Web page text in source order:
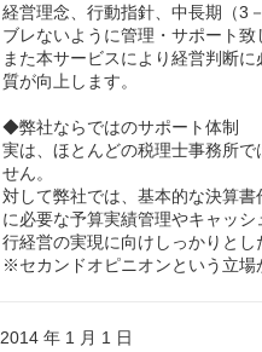
経営理念、行動指針、中長期（3
ブレないように管理・サポート致
また本サービスにより経営判断
質が向上します。
◆弊社ならではのサポート体制
実は、ほとんどの税理士事務所
せん。
対して弊社では、基本的な決算
に必要な予算実績管理やキャッ
行経営の実現に向けしっかりとし
※セカンドオピニオンという立場
2014 年 1 月 1 日